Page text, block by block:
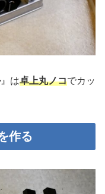
』は卓上丸ノコでカッ
作る